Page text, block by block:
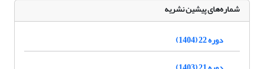
شماره‌های پیشین نشریه
دوره 22 (1404)